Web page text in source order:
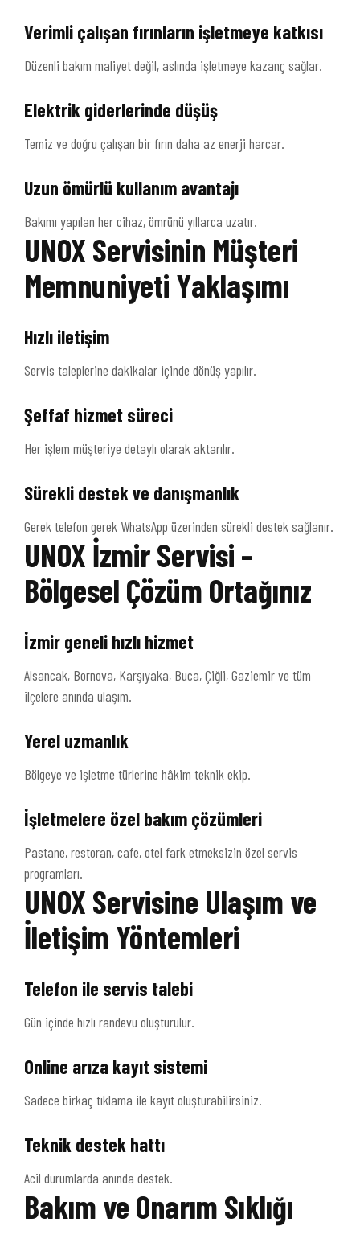
Verimli çalışan fırınların işletmeye katkısı
Düzenli bakım maliyet değil, aslında işletmeye kazanç sağlar.
Elektrik giderlerinde düşüş
Temiz ve doğru çalışan bir fırın daha az enerji harcar.
Uzun ömürlü kullanım avantajı
Bakımı yapılan her cihaz, ömrünü yıllarca uzatır.
UNOX Servisinin Müşteri
Memnuniyeti Yaklaşımı
Hızlı iletişim
Servis taleplerine dakikalar içinde dönüş yapılır.
Şeffaf hizmet süreci
Her işlem müşteriye detaylı olarak aktarılır.
Sürekli destek ve danışmanlık
Gerek telefon gerek WhatsApp üzerinden sürekli destek sağlanır.
UNOX İzmir Servisi –
Bölgesel Çözüm Ortağınız
İzmir geneli hızlı hizmet
Alsancak, Bornova, Karşıyaka, Buca, Çiğli, Gaziemir ve tüm
ilçelere anında ulaşım.
Yerel uzmanlık
Bölgeye ve işletme türlerine hâkim teknik ekip.
İşletmelere özel bakım çözümleri
Pastane, restoran, cafe, otel fark etmeksizin özel servis
programları.
UNOX Servisine Ulaşım ve
İletişim Yöntemleri
Telefon ile servis talebi
Gün içinde hızlı randevu oluşturulur.
Online arıza kayıt sistemi
Sadece birkaç tıklama ile kayıt oluşturabilirsiniz.
Teknik destek hattı
Acil durumlarda anında destek.
Bakım ve Onarım Sıklığı